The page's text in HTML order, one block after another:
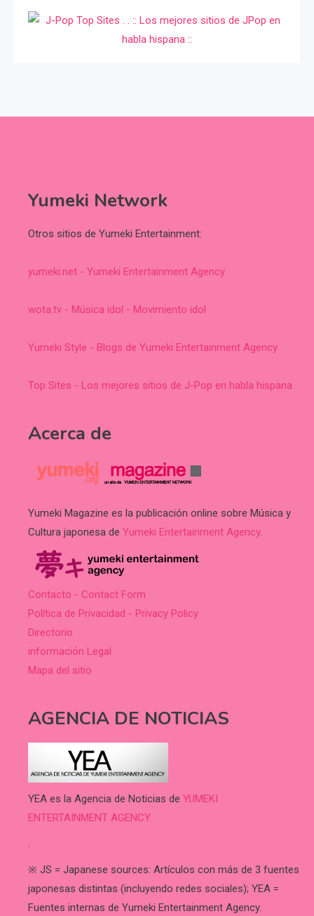
Yumeki Network
Otros sitios de Yumeki Entertainment:
yumeki.net - Yumeki Entertainment Agency
wota.tv - Música idol - Movimiento idol
Yumeki Style - Blogs de Yumeki Entertainment Agency
Top Sites - Los mejores sitios de J-Pop en habla hispana
Acerca de
Yumeki Magazine es la publicación online sobre Música y
Cultura japonesa de Yumeki Entertainment Agency.
Contacto - Contact Form
Política de Privacidad - Privacy Policy
Directorio
información Legal
Mapa del sitio
AGENCIA DE NOTICIAS
YEA es la Agencia de Noticias de YUMEKI
ENTERTAINMENT AGENCY.
.
※ JS = Japanese sources: Artículos con más de 3 fuentes
japonesas distintas (incluyendo redes sociales); YEA =
Fuentes internas de Yumeki Entertainment Agency.